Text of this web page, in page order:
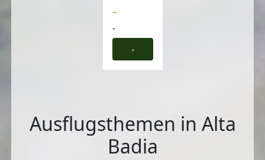
-
-
-
Ausflugsthemen in Alta
Badia